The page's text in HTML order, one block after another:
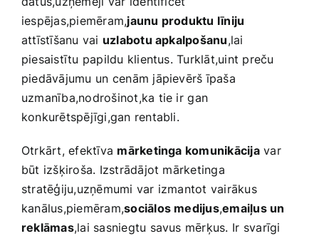
iespējas,piemēram,jaunu produktu līniju
attīstīšanu vai uzlabotu apkalpošanu,lai
piesaistītu papildu klientus. Turklāt,uint preču
piedāvājumu un ⁢cenām jāpievērš īpaša
uzmanība,nodrošinot,ka tie ir ⁣gan
konkurētspējīgi,gan rentabli.
Otrkārt, efektīva mārketinga komunikācijavar
būt izšķiroša. Izstrādājot mārketinga
stratēģiju,uzņēmumi var izmantot ‌vairākus
kanālus,piemēram,sociālos medijus,emaiļus un
reklāmas,lai sasniegtu savus mērķus. ⁣Ir svarīgi